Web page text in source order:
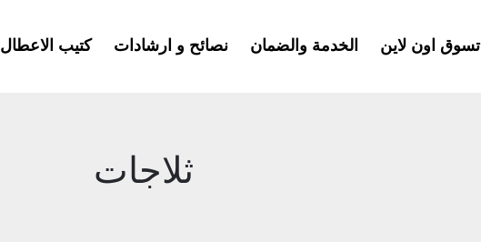
تسوق اون لاين الخدمة والضمان نصائح و ارشادات كتيب الاعطال
ثلاجات